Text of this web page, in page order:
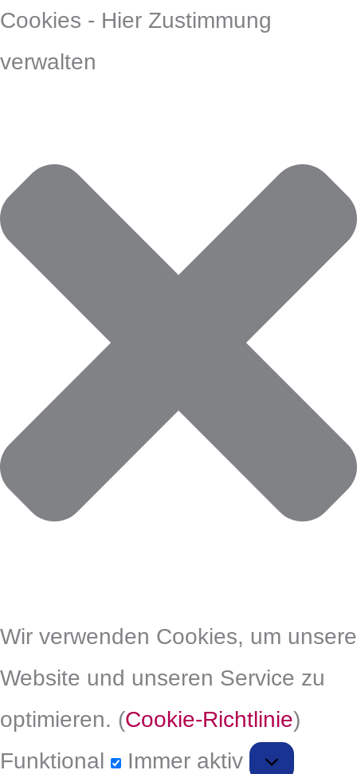
Cookies - Hier Zustimmung
verwalten
Wir verwenden Cookies, um unsere
Website und unseren Service zu
optimieren. (Cookie-Richtlinie)
Funktional
Funktional
Immer aktiv
Vorlieben
Statistiken
Marketing
Zum
Inhalt